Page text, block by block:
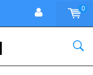
0